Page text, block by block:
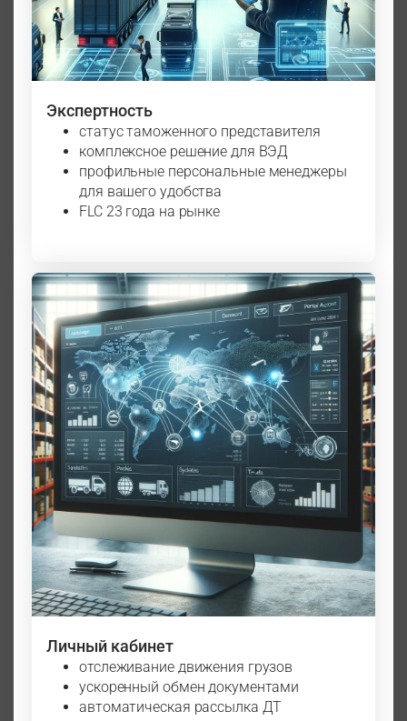
Экспертность
статус таможенного представителя
комплексное решение для ВЭД
профильные персональные менеджеры
для вашего удобства
FLC 23 года на рынке
Личный кабинет
отслеживание движения грузов
ускоренный обмен документами
автоматическая рассылка ДТ